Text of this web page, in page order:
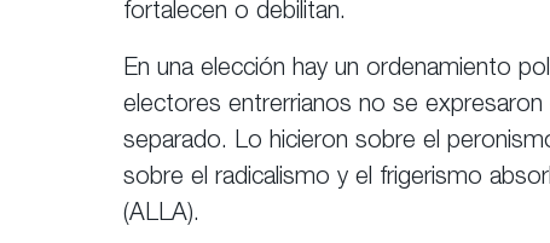
fortalecen o debilitan.
En una elección hay un ordenamiento
electores entrerrianos no se
separado. Lo hicieron sobre el
sobre el radicalismo y el frigerismo
(ALLA).